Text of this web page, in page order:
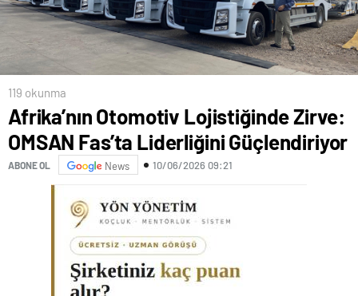
119 okunma
Afrika’nın Otomotiv Lojistiğinde Zirve:
OMSAN Fas’ta Liderliğini Güçlendiriyor
ABONE OL News 10/06/2026 09:21